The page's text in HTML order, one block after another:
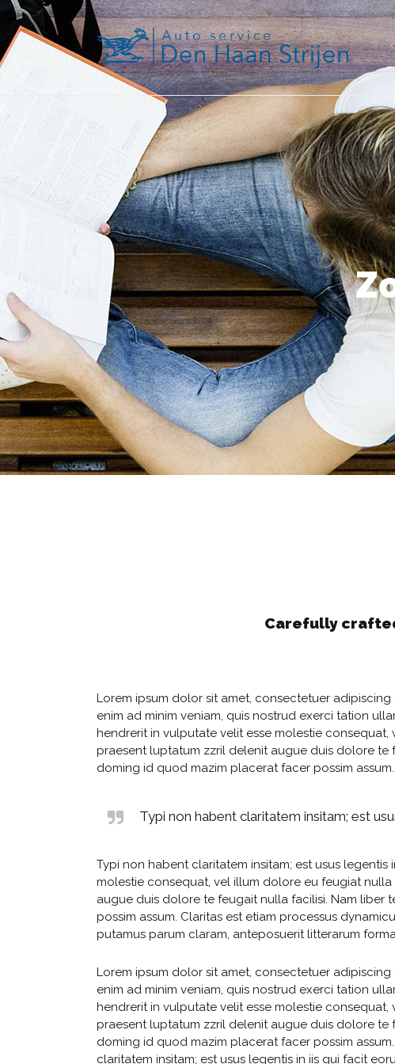
Carefully
Lorem ipsum dolor sit amet, consectetuer
enim ad minim veniam, quis nostrud exerci tation
hendrerit in vulputate velit esse molestie
praesent luptatum zzril delenit augue duis dolore
doming id quod mazim placerat facer possim
Typi non habent claritatem insitam; est
Typi non habent claritatem insitam; est usus
molestie consequat, vel illum dolore eu feugiat
augue duis dolore te feugait nulla facilisi. Nam
possim assum. Claritas est etiam processus
putamus parum claram, anteposuerit litterarum
Lorem ipsum dolor sit amet, consectetuer
enim ad minim veniam, quis nostrud exerci tation
hendrerit in vulputate velit esse molestie
praesent luptatum zzril delenit augue duis dolore
doming id quod mazim placerat facer possim
claritatem insitam; est usus legentis in iis qui facit